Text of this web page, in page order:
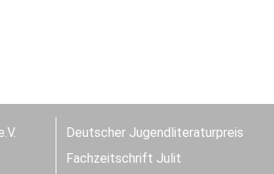
Deutscher Jugendliteraturpreis
Fachzeitschrift Julit